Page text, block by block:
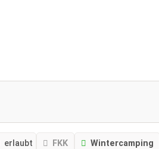
erlaubt FKK Wintercamping